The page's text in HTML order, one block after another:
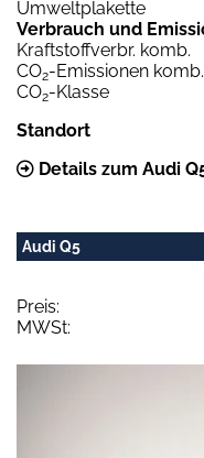
Umweltplakette
Verbrauch und
Kraftstoffverbr. komb.
CO2-Emissionen komb.
CO2-Klasse
Standort
Details zum Audi
Audi Q5
Preis:
MWSt: